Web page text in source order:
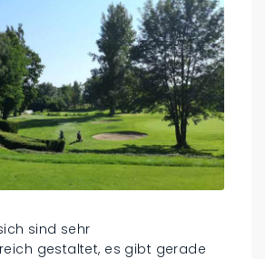
sind sehr
gestaltet, es gibt gerade